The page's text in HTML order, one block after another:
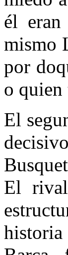
él eran
mismo
por
o quien
El
El